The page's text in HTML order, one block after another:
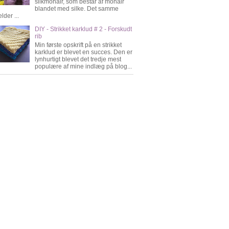
silkmohair, som består af mohair
blandet med silke. Det samme
...
DIY - Strikket karklud # 2 - Forskudt
rib
Min første opskrift på en strikket
karklud er blevet en succes. Den er
lynhurtigt blevet det tredje mest
populære af mine indlæg på blog...